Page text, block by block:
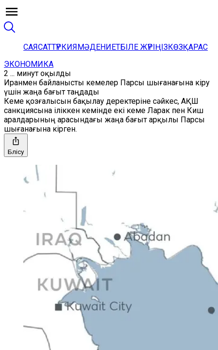
САЯСАТТҮРКИЯМӘДЕНИЕТБІЛЕ ЖҮРІҢІЗКӨЗҚАРАС
ЭКОНОМИКА
2 ... минут оқылды
Иранмен байланысты кемелер Парсы шығанағына кіру
үшін жаңа бағыт таңдады
Кеме қозғалысын бақылау деректеріне сәйкес, АҚШ
санкциясына іліккен кемінде екі кеме Ларак пен Киш
аралдарының арасындағы жаңа бағыт арқылы Парсы
шығанағына кірген.
Бөлісу